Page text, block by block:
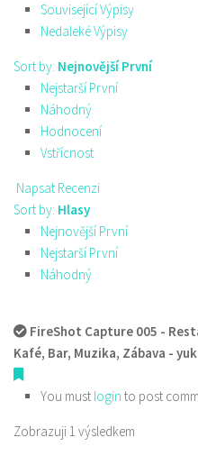
Související Výpisy
Nedaleké Výpisy
Sort by: Nejnovější První
Nejstarší První
Náhodný
Hodnocení
Vstřícnost
Napsat Recenzi
Sort by: Hlasy
Nejnovější První
Nejstarší První
Náhodný
FireShot Capture 005 -
Kafé, Bar, Muzika, Zábava -
You must login to post
Zobrazuji 1 výsledkem